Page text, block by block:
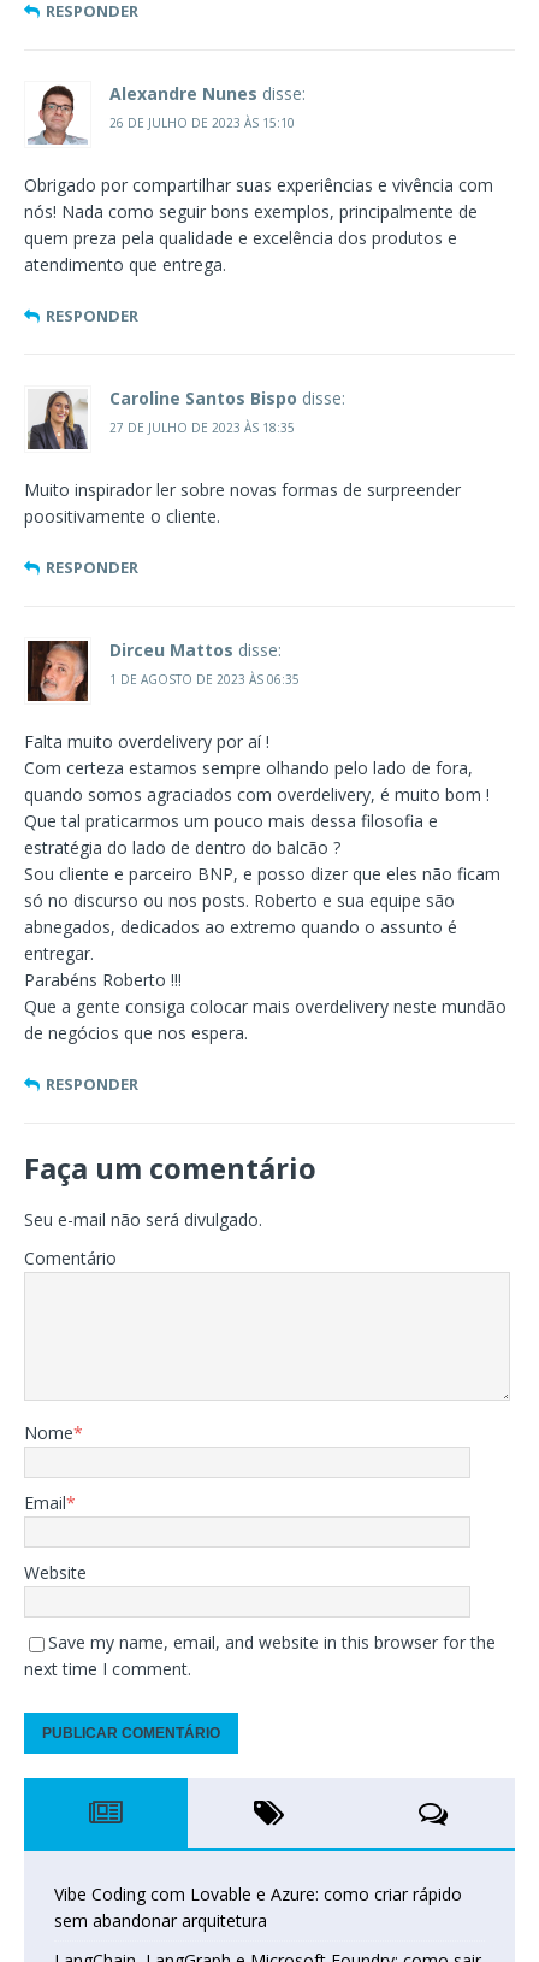
RESPONDER
Alexandre Nunes disse:
26 DE JULHO DE 2023 ÀS 15:10
Obrigado por compartilhar suas experiências e vivência com
nós! Nada como seguir bons exemplos, principalmente de
quem preza pela qualidade e excelência dos produtos e
atendimento que entrega.
RESPONDER
Caroline Santos Bispo disse:
27 DE JULHO DE 2023 ÀS 18:35
Muito inspirador ler sobre novas formas de surpreender
poositivamente o cliente.
RESPONDER
Dirceu Mattos disse:
1 DE AGOSTO DE 2023 ÀS 06:35
Falta muito overdelivery por aí !
Com certeza estamos sempre olhando pelo lado de fora,
quando somos agraciados com overdelivery, é muito bom !
Que tal praticarmos um pouco mais dessa filosofia e
estratégia do lado de dentro do balcão ?
Sou cliente e parceiro BNP, e posso dizer que eles não ficam
só no discurso ou nos posts. Roberto e sua equipe são
abnegados, dedicados ao extremo quando o assunto é
entregar.
Parabéns Roberto !!!
Que a gente consiga colocar mais overdelivery neste mundão
de negócios que nos espera.
RESPONDER
Faça um comentário
Seu e-mail não será divulgado.
Comentário
Nome*
Email*
Website
Save my name, email, and website in this browser for the
next time I comment.
Vibe Coding com Lovable e Azure: como criar rápido
sem abandonar arquitetura